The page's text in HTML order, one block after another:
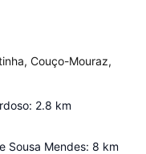
Couço-Mouraz,
: 2.8 km
Sousa Mendes: 8 km